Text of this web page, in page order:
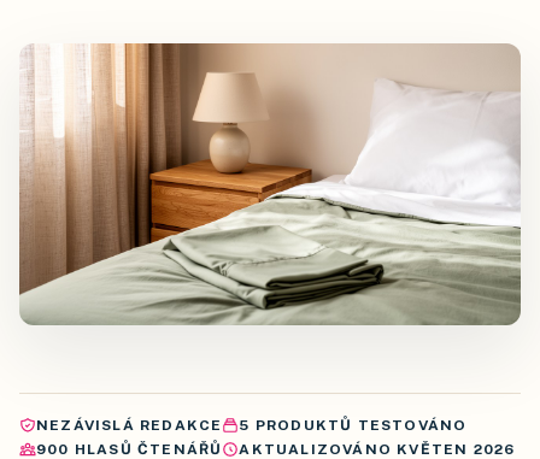
NEZÁVISLÁ REDAKCE 5 PRODUKTŮ TESTOVÁNO
900 HLASŮ ČTENÁŘŮ AKTUALIZOVÁNO KVĚTEN 2026